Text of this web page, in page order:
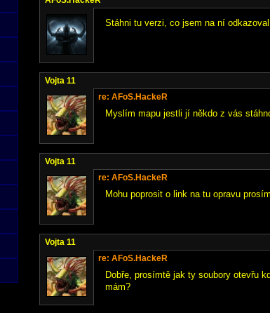
Stáhni tu verzi, co jsem na ní
Vojta 11
re: AFoS.HackeR
Myslím mapu jestli jí někdo z vás
Vojta 11
re: AFoS.HackeR
Mohu poprosit o link na tu opravu
Vojta 11
re: AFoS.HackeR
Dobře, prosímtě jak ty soubory otevřu
mám?